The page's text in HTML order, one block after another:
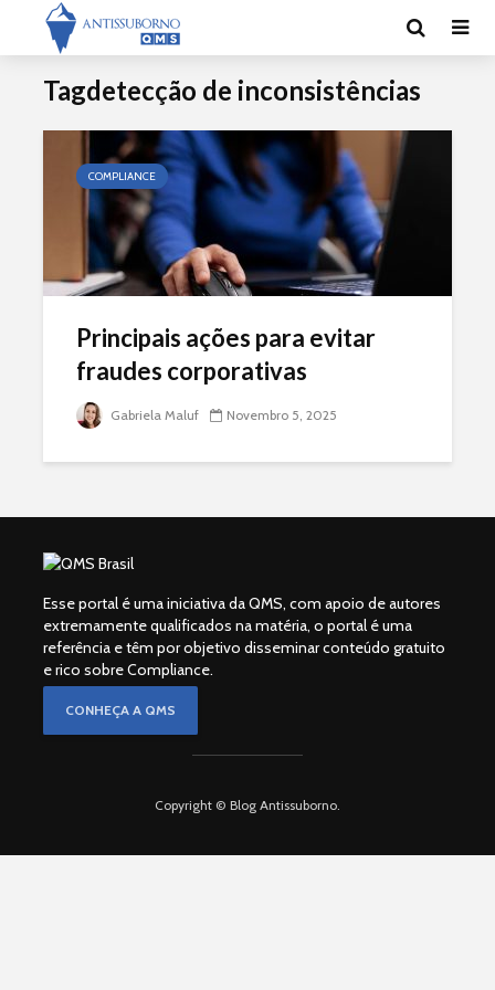
Tagdetecção de inconsistências
COMPLIANCE
Principais ações para evitar
fraudes corporativas
Gabriela Maluf Novembro 5, 2025
Esse portal é uma iniciativa da QMS, com apoio de autores
extremamente qualificados na matéria, o portal é uma
referência e têm por objetivo disseminar conteúdo gratuito
e rico sobre Compliance.
CONHEÇA A QMS
Copyright © Blog Antissuborno.